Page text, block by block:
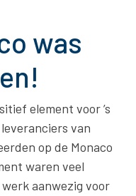
was
element voor ’s
van
op de Monaco
waren veel
aanwezig voor